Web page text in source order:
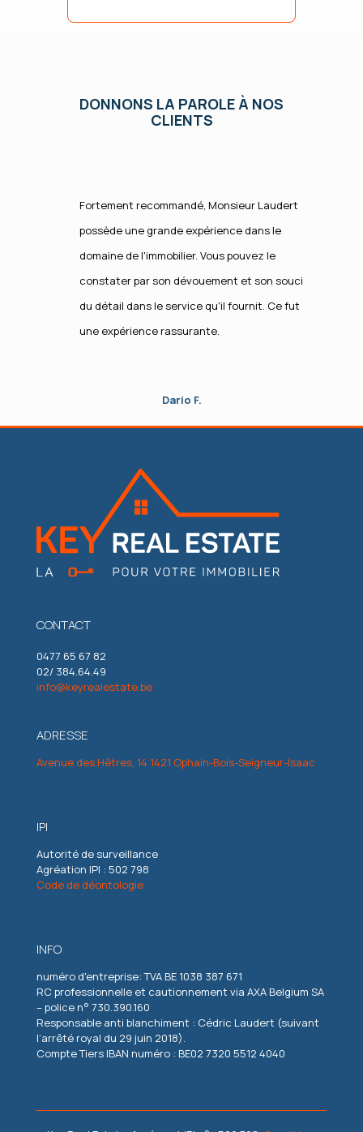
DONNONS LA PAROLE À NOS
CLIENTS
Fortement recommandé, Monsieur Laudert
possède une grande expérience dans le
domaine de l'immobilier. Vous pouvez le
constater par son dévouement et son souci
du détail dans le service qu'il fournit. Ce fut
une expérience rassurante.
Dario F.
CONTACT
0477 65 67 82
02/ 384.64.49
info@keyrealestate.be
ADRESSE
Avenue des Hêtres, 14 1421 Ophain-Bois-Seigneur-Isaac
IPI
Autorité de surveillance
Agréation IPI : 502 798
Code de déontologie
INFO
numéro d'entreprise: TVA BE 1038 387 671
RC professionnelle et cautionnement via AXA Belgium SA
– police n° 730.390.160
Responsable anti blanchiment : Cédric Laudert (suivant
l’arrêté royal du 29 juin 2018).
Compte Tiers IBAN numéro : BE02 7320 5512 4040